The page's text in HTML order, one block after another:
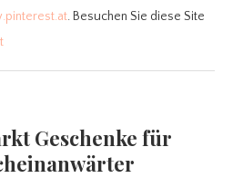
. Besuchen Sie diese Site
Geschenke für